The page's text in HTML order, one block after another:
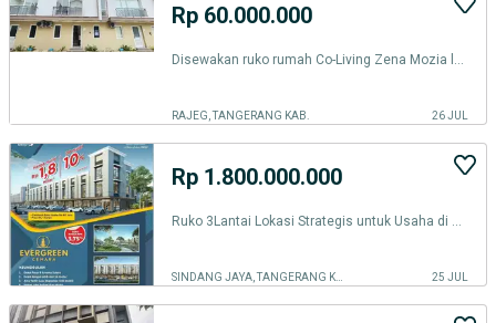
Rp 60.000.000
RAJEG, TANGERANG KAB. 26 JUL
Rp 1.800.000.000
25 JUL